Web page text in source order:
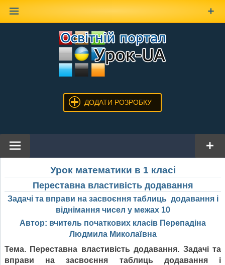
ДОДАТИ РОЗРОБКУ
Урок математики в 1 класі
Переставна властивість додавання
Задачі та вправи на засвоєння таблиць додавання і
віднімання чисел у межах 10
Автор: вчитель початкових класів Перепадіна
Людмила Миколаївна
Тема. Переставна властивість додавання. Задачі та
вправи на засвоєння таблиць додавання і